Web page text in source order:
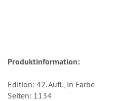
Produktinformation:
Edition: 42. Aufl., in Farbe
Seiten: 1134